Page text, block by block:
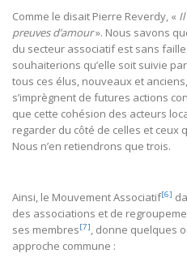
Comme le disait Pierre Reverdy, « Il
preuves d’amour». Nous savons
du secteur associatif est sans
souhaiterions qu’elle soit suivie
tous ces élus, nouveaux et
s’imprègnent de futures actions
que cette cohésion des acteurs
regarder du côté de celles et ceux
Nous n’en retiendrons que trois.
Ainsi, le Mouvement Associatif[6]
des associations et de
ses membres[7]
, donne quelques
approche commune :